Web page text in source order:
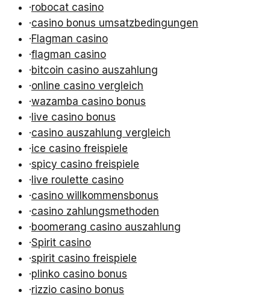
·robocat casino
·casino bonus umsatzbedingungen
·Flagman casino
·flagman casino
·bitcoin casino auszahlung
·online casino vergleich
·wazamba casino bonus
·live casino bonus
·casino auszahlung vergleich
·ice casino freispiele
·spicy casino freispiele
·live roulette casino
·casino willkommensbonus
·casino zahlungsmethoden
·boomerang casino auszahlung
·Spirit casino
·spirit casino freispiele
·plinko casino bonus
·rizzio casino bonus